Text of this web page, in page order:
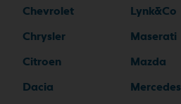
Chevrolet
Chrysler
Citroen
Dacia
Lynk&Co
Maserati
Mazda
Mercedes